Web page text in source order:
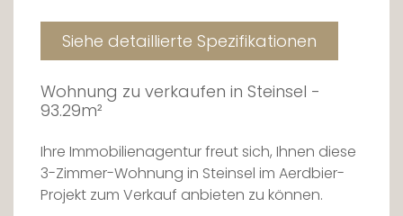
Siehe detaillierte Spezifikationen
Wohnung zu verkaufen in Steinsel -
93.29m²
Ihre Immobilienagentur freut sich, Ihnen diese
3-Zimmer-Wohnung in Steinsel im Aerdbier-
Projekt zum Verkauf anbieten zu können.